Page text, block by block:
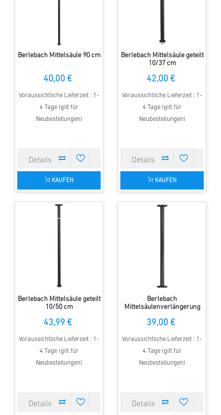
Berlebach Mittelsäule 90 cm
40,00 €
Voraussichtliche Lieferzeit : 1-
4 Tage (gilt für
Neubestellungen)
KAUFEN
Berlebach Mittelsäule geteilt
10/37 cm
42,00 €
Voraussichtliche Lieferzeit : 1-
4 Tage (gilt für
Neubestellungen)
KAUFEN
Berlebach Mittelsäule geteilt
10/50 cm
43,99 €
Voraussichtliche Lieferzeit : 1-
4 Tage (gilt für
Neubestellungen)
Berlebach
Mittelsäulenverlängerung
39,00 €
Voraussichtliche Lieferzeit : 1-
4 Tage (gilt für
Neubestellungen)